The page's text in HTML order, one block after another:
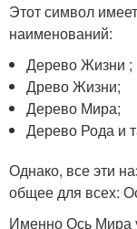
Этот символ
наименований:
Дерево Жизни ;
Древо Жизни;
Дерево Мира;
Дерево Рода и
Однако, все эти
общее для всех:
Именно Ось Мира